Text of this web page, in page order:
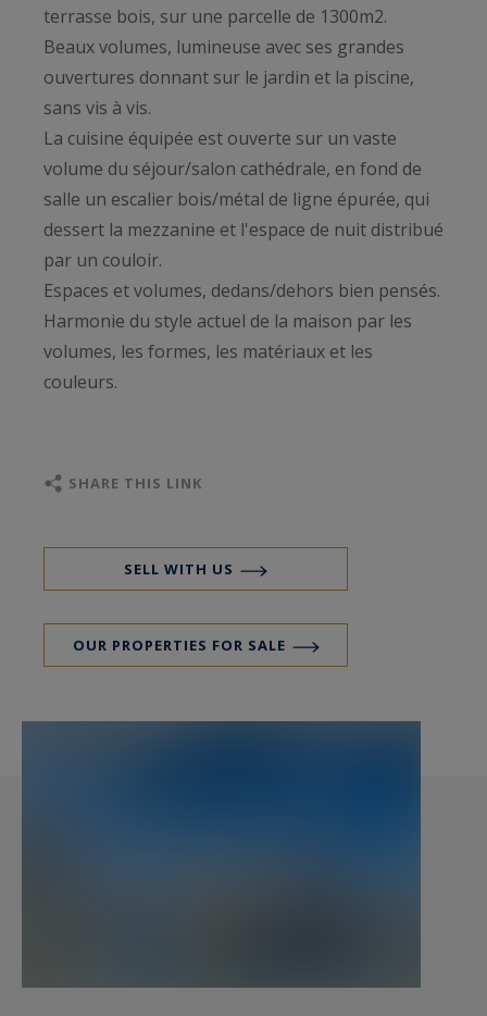
terrasse bois, sur une parcelle de 1300m2.
Beaux volumes, lumineuse avec ses grandes
ouvertures donnant sur le jardin et la piscine,
sans vis à vis.
La cuisine équipée est ouverte sur un vaste
volume du séjour/salon cathédrale, en fond de
salle un escalier bois/métal de ligne épurée, qui
dessert la mezzanine et l'espace de nuit distribué
par un couloir.
Espaces et volumes, dedans/dehors bien pensés.
Harmonie du style actuel de la maison par les
volumes, les formes, les matériaux et les
couleurs.
2 chambres au premier étage avec une salle
Terrasse bois autour de la piscine qui crée un
coin intime et agréable.
A visiter absolument pour les amoureux du
moderne et de la nature.
min de Bayonne par l'autoroute, 25 minutes de
SHARE THIS LINK
SELL WITH US
OUR PROPERTIES FOR SALE